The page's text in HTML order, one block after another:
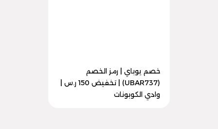
خصم يوباي | رمز الخصم
(UBAR737) | تخفيض 150 ر.س |
وادي الكوبونات